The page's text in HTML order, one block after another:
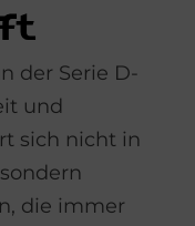
der Serie D-
und
sich nicht in
die immer